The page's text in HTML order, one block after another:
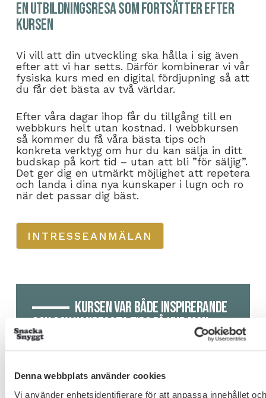
Denna webbplats använder cookies
Vi använder enhetsidentifierare för att anpassa innehållet och
En utbildningsresa som fortsätter efter
kursen
Vi vill att din utveckling ska hålla i sig även
efter att vi har setts. Därför kombinerar vi vår
fysiska kurs med en digital fördjupning så att
du får det bästa av två världar.
Efter våra dagar ihop får du tillgång till en
webbkurs helt utan kostnad. I webbkursen
så kommer du få våra bästa tips och
konkreta verktyg om hur du kan sälja in ditt
budskap på kort tid – utan att bli ”för säljig”.
Det ger dig en utmärkt möjlighet att repetera
och landa i dina nya kunskaper i lugn och ro
när det passar dig bäst.
INTRESSEANMÄLAN
Kursen var både inspirerande
OCH gav handfasta tips på hur man
hanterar olika situationer som kan
uppstå i en förhandling. Jag kommer
definitivt ha nytta av knepen jag fick
med mig samtidigt som jag uppskattar